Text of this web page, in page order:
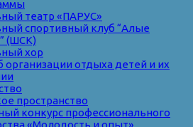
театр «ПАРУС»
спортивный клуб “Алые
(ШСК)
хор
организации отдыха детей и их
пространство
конкурс профессионального